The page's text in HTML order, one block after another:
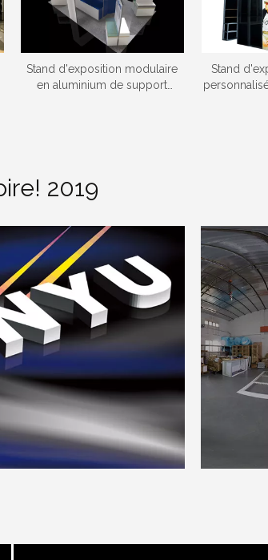
Stand d'exposition modulaire
en aluminium de support
Stand
2019